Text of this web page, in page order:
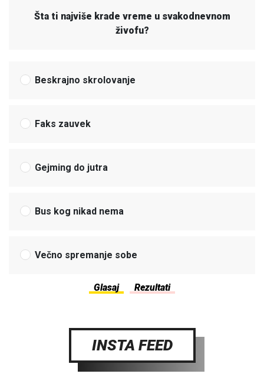
Šta ti najviše krade vreme u svakodnevnom
živofu?
Beskrajno skrolovanje
Faks zauvek
Gejming do jutra
Bus kog nikad nema
Večno spremanje sobe
INSTA FEED